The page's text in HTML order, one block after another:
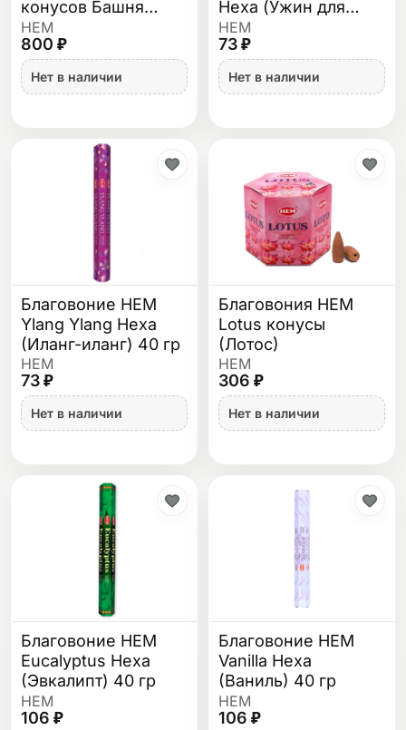
конусов Башня
Будда деревянная
30.5 см
HEM
800 ₽
Нет в наличии
Hexa (Ужин для
Двоих) 40 гр
HEM
73 ₽
Нет в наличии
Благовоние HEM
Ylang Ylang Hexa
(Иланг-иланг) 40 гр
HEM
73 ₽
Нет в наличии
Благовония HEM
Lotus конусы
(Лотос)
HEM
306 ₽
Нет в наличии
Благовоние HEM
Eucalyptus Hexa
(Эвкалипт) 40 гр
HEM
106 ₽
Благовоние HEM
Vanilla Hexa
(Ваниль) 40 гр
HEM
106 ₽